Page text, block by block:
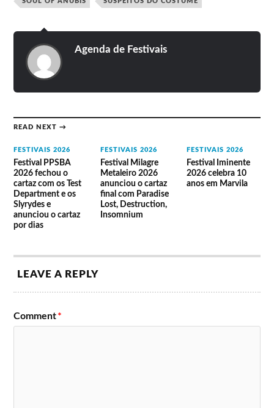
Agenda de Festivais
READ NEXT →
FESTIVAIS 2026
Festival PPSBA
2026 fechou o
cartaz com os Test
Department e os
Slyrydes e
anunciou o cartaz
por dias
FESTIVAIS 2026
Festival Milagre
Metaleiro 2026
anunciou o cartaz
final com Paradise
Lost, Destruction,
Insomnium
FESTIVAIS 2026
Festival Iminente
2026 celebra 10
anos em Marvila
LEAVE A REPLY
Comment*